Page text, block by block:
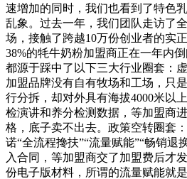
速增加的同时，我们也看到了特色
乱象。过去一年，我们团队走访了
场，接触了跨越10万份创业者的实
38%的牦牛奶粉加盟商正在一年内
都源于踩中了以下三大行业圈套：
加盟品牌没有自有牧场和工场，只
行分拆，却对外具有海拔4000米以
检演讲和养分检测数据，等加盟商
格，底子卖不出去。政策空转圈套
诺“全流程搀扶”“流量赋能”“畅销退
入合同，等加盟商交了加盟费后才
份电子版材料，所谓的流量赋能就